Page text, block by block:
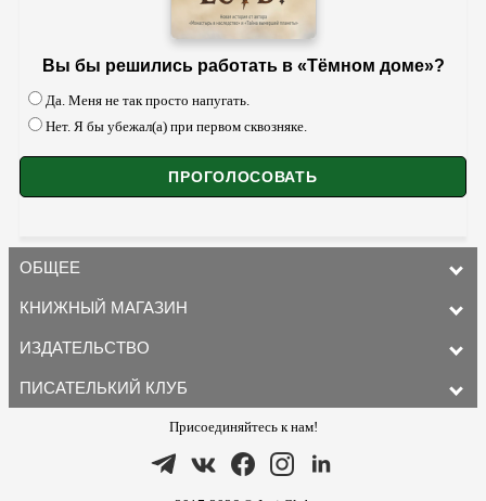
Вы бы решились работать в «Тёмном доме»?
Да. Меня не так просто напугать.
Нет. Я бы убежал(а) при первом сквозняке.
ОБЩЕЕ
КНИЖНЫЙ МАГАЗИН
ИЗДАТЕЛЬСТВО
ПИСАТЕЛЬКИЙ КЛУБ
Присоединяйтесь к нам!